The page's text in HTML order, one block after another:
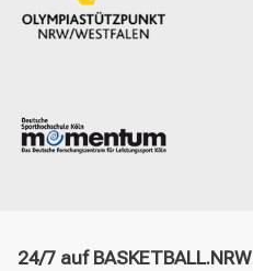
24/7 auf BASKETBALL.NRW